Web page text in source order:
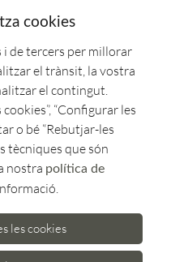
31215.ARAVEN
CLIENT
580
cookies
de tercers per millorar
el trànsit, la vostra
el contingut.
“Configurar les
o bé “Rebutjar-les
tècniques que són
nostra política de
les cookies